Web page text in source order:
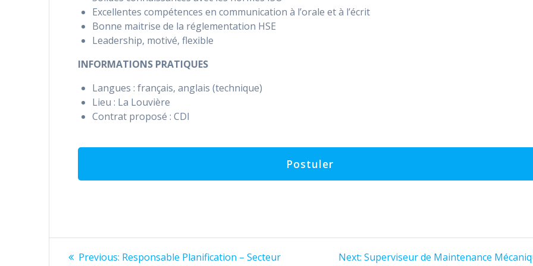
Excellentes compétences en communication à l’orale et à l’écrit
Bonne maitrise de la réglementation HSE
Leadership, motivé, flexible
INFORMATIONS PRATIQUES
Langues : français, anglais (technique)
Lieu : La Louvière
Contrat proposé : CDI
Navigation
Previous: Previous
Responsable Planification – Secteur
Next: Next
Superviseur de Maintenance